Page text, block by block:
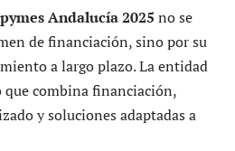
Andalucía 2025 no se
de financiación, sino por su
a largo plazo. La entidad
combina financiación,
y soluciones adaptadas a